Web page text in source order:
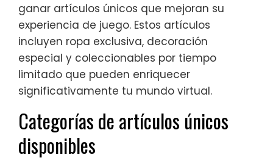
ganar artículos únicos que mejoran su
experiencia de juego. Estos artículos
incluyen ropa exclusiva, decoración
especial y coleccionables por tiempo
limitado que pueden enriquecer
significativamente tu mundo virtual.
Categorías de artículos únicos
disponibles